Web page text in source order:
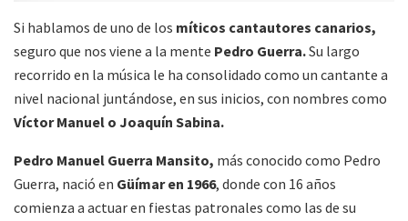
Si hablamos de uno de los míticos cantautores canarios,
seguro que nos viene a la mente Pedro Guerra.Su largo
recorrido en la música le ha consolidado como un cantante a
nivel nacional juntándose, en sus inicios, con nombres como
Víctor Manuel o Joaquín Sabina.
Pedro Manuel Guerra Mansito, más conocido como Pedro
Guerra, nació en Güímar en 1966, donde con 16 años
comienza a actuar en fiestas patronales como las de su